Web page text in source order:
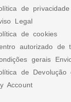
de privacidade
Legal
de cookies
autorizado de
gerais
de Devolução
Account